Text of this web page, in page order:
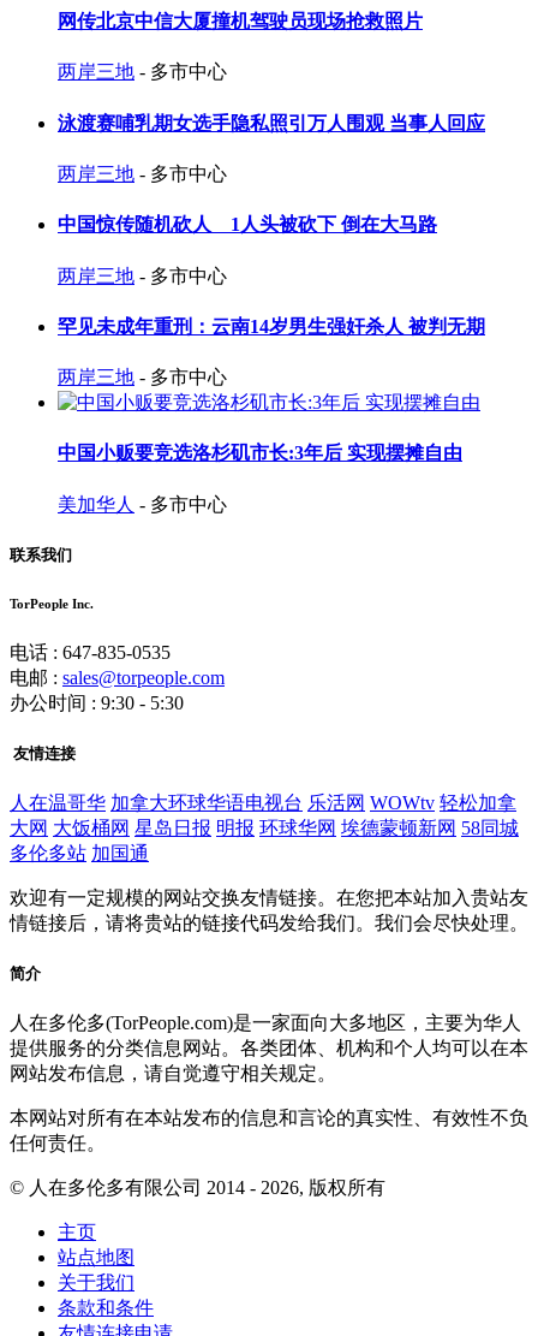
网传北京中信大厦撞机驾驶员现场抢救照片
两岸三地 - 多市中心
泳渡赛哺乳期女选手隐私照引万人围观 当事人回应
两岸三地 - 多市中心
中国惊传随机砍人 1人头被砍下 倒在大马路
两岸三地 - 多市中心
罕见未成年重刑：云南14岁男生强奸杀人 被判无期
两岸三地 - 多市中心
中国小贩要竞选洛杉矶市长:3年后 实现摆摊自由
美加华人 - 多市中心
联系我们
TorPeople Inc.
电话 : 647-835-0535
电邮 : sales@torpeople.com
办公时间 : 9:30 - 5:30
友情连接
人在温哥华 加拿大环球华语电视台 乐活网 WOWtv 轻松加拿
大网 大饭桶网 星岛日报 明报 环球华网 埃德蒙顿新网 58同城
多伦多站 加国通
欢迎有一定规模的网站交换友情链接。在您把本站加入贵站友
情链接后，请将贵站的链接代码发给我们。我们会尽快处理。
简介
人在多伦多(TorPeople.com)是一家面向大多地区，主要为华人
提供服务的分类信息网站。各类团体、机构和个人均可以在本
网站发布信息，请自觉遵守相关规定。
本网站对所有在本站发布的信息和言论的真实性、有效性不负
任何责任。
© 人在多伦多有限公司 2014 - 2026, 版权所有
主页
站点地图
关于我们
条款和条件